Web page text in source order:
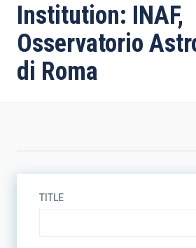
Institution: INAF,
Osservatorio
di Roma
TITLE